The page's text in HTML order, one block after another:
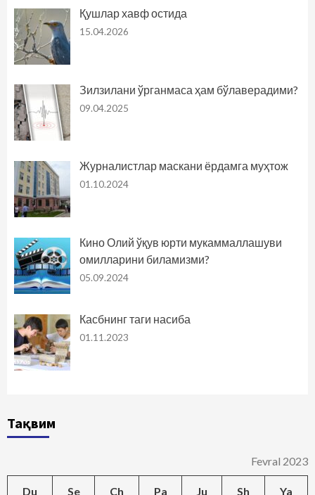
Қушлар хавф остида
15.04.2026
Зилзилани ўрганмаса ҳам бўлаверадими?
09.04.2025
Журналистлар маскани ёрдамга муҳтож
01.10.2024
Кино Олий ўқув юрти мукаммаллашуви
омилларини биламизми?
05.09.2024
Касбнинг таги насиба
01.11.2023
Тақвим
Fevral 2023
Du Se Ch Pa Ju Sh Ya